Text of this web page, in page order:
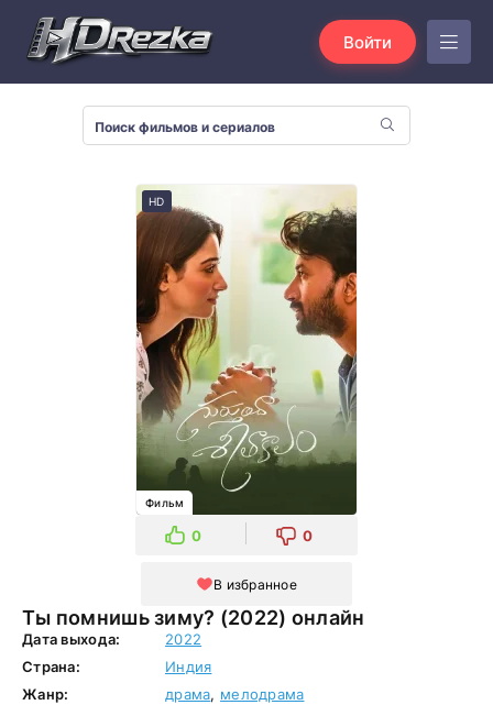
Войти
Ты помнишь зиму? (2022) онлайн
HD
Фильм
0 0
В избранное
Дата выхода:
2022
Страна:
Индия
Жанр:
драма, мелодрама